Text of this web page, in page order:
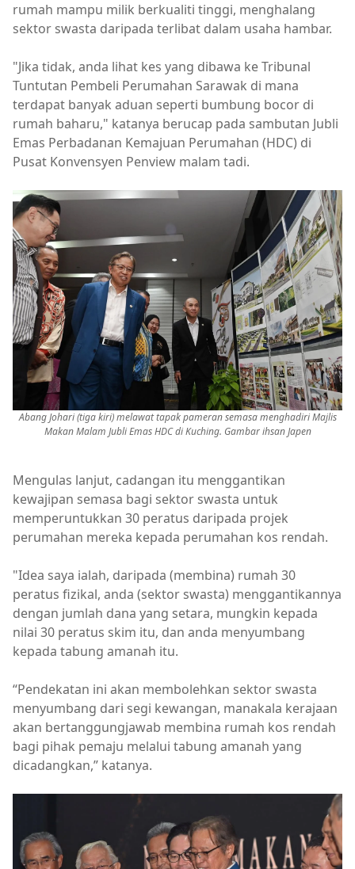
rumah mampu milik berkualiti tinggi, menghalang
sektor swasta daripada terlibat dalam usaha hambar.
"Jika tidak, anda lihat kes yang dibawa ke Tribunal
Tuntutan Pembeli Perumahan Sarawak di mana
terdapat banyak aduan seperti bumbung bocor di
rumah baharu," katanya berucap pada sambutan Jubli
Emas Perbadanan Kemajuan Perumahan (HDC) di
Pusat Konvensyen Penview malam tadi.
Abang Johari (tiga kiri) melawat tapak pameran semasa menghadiri Majlis
Makan Malam Jubli Emas HDC di Kuching. Gambar ihsan Japen
Mengulas lanjut, cadangan itu menggantikan
kewajipan semasa bagi sektor swasta untuk
memperuntukkan 30 peratus daripada projek
perumahan mereka kepada perumahan kos rendah.
"Idea saya ialah, daripada (membina) rumah 30
peratus fizikal, anda (sektor swasta) menggantikannya
dengan jumlah dana yang setara, mungkin kepada
nilai 30 peratus skim itu, dan anda menyumbang
kepada tabung amanah itu.
“Pendekatan ini akan membolehkan sektor swasta
menyumbang dari segi kewangan, manakala kerajaan
akan bertanggungjawab membina rumah kos rendah
bagi pihak pemaju melalui tabung amanah yang
dicadangkan,” katanya.